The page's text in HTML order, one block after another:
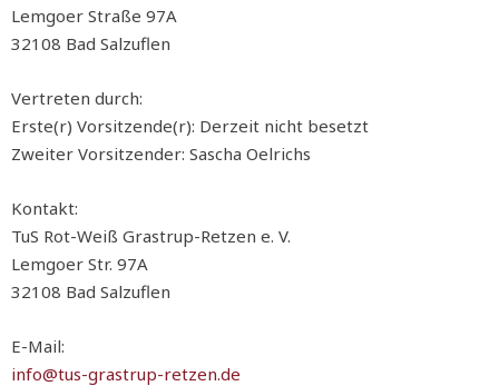
Lemgoer Straße 97A
32108 Bad Salzuflen
Vertreten durch:
Erste(r) Vorsitzende(r): Derzeit nicht besetzt
Zweiter Vorsitzender: Sascha Oelrichs
Kontakt:
TuS Rot-Weiß Grastrup-Retzen e. V.
Lemgoer Str. 97A
32108 Bad Salzuflen
E-Mail:
info@tus-grastrup-retzen.de